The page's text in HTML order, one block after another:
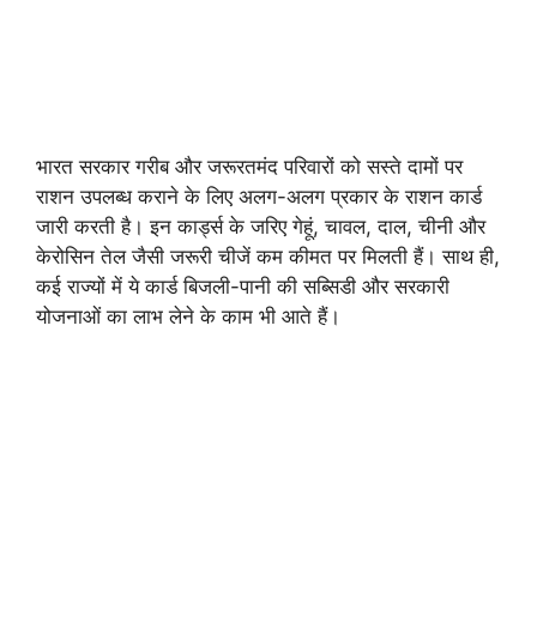
भारत सरकार गरीब और जरूरतमंद परिवारों को सस्ते दामों पर
राशन उपलब्ध कराने के लिए अलग-अलग प्रकार के राशन कार्ड
जारी करती है। इन कार्ड्स के जरिए गेहूं, चावल, दाल, चीनी और
केरोसिन तेल जैसी जरूरी चीजें कम कीमत पर मिलती हैं। साथ ही,
कई राज्यों में ये कार्ड बिजली-पानी की सब्सिडी और सरकारी
योजनाओं का लाभ लेने के काम भी आते हैं।